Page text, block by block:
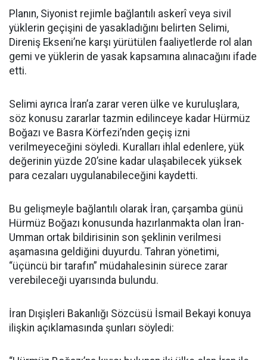
Planın, Siyonist rejimle bağlantılı askerî veya sivil
yüklerin geçişini de yasakladığını belirten Selimi,
Direniş Ekseni’ne karşı yürütülen faaliyetlerde rol alan
gemi ve yüklerin de yasak kapsamına alınacağını ifade
etti.
Selimi ayrıca İran’a zarar veren ülke ve kuruluşlara,
söz konusu zararlar tazmin edilinceye kadar Hürmüz
Boğazı ve Basra Körfezi’nden geçiş izni
verilmeyeceğini söyledi. Kuralları ihlal edenlere, yük
değerinin yüzde 20’sine kadar ulaşabilecek yüksek
para cezaları uygulanabileceğini kaydetti.
Bu gelişmeyle bağlantılı olarak İran, çarşamba günü
Hürmüz Boğazı konusunda hazırlanmakta olan İran-
Umman ortak bildirisinin son şeklinin verilmesi
aşamasına geldiğini duyurdu. Tahran yönetimi,
“üçüncü bir tarafın” müdahalesinin sürece zarar
verebileceği uyarısında bulundu.
İran Dışişleri Bakanlığı Sözcüsü İsmail Bekayi konuya
ilişkin açıklamasında şunları söyledi: